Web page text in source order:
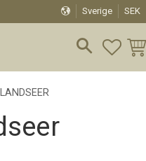
Sverige SEK
LANDSEER